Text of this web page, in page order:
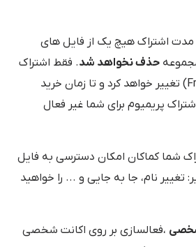
اشتراک هیچ یک از فایل های
حذف نخواهد شد. فقط اشتراک
شما به پلن رایگان (Free) تغییر خواهد کرد و تا زمان خرید
پریمیوم برای شما غیر فعال
شما کماکان امکان دسترسی به فایل
تغییر نام، جا به جایی و ... را خواهید
،فعالسازی بر روی اکانت شخصی